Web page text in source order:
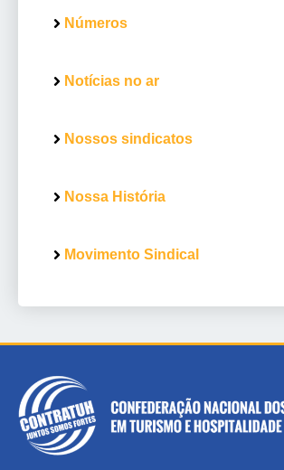
Números
Notícias no ar
Nossos sindicatos
Nossa História
Movimento Sindical